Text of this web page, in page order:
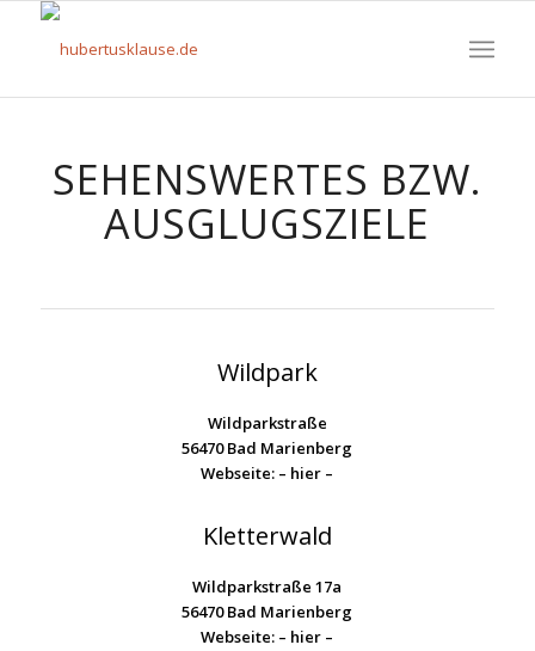
SEHENSWERTES BZW.
AUSGLUGSZIELE
Wildpark
Wildparkstraße
56470 Bad Marienberg
Webseite: – hier –
Kletterwald
Wildparkstraße 17a
56470 Bad Marienberg
Webseite: – hier –